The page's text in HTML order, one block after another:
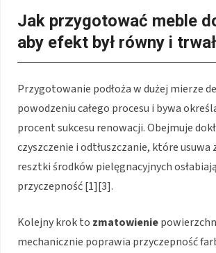
Jak przygotować meble
aby efekt był równy i
Przygotowanie podłoża w dużej mierze
powodzeniu całego procesu i bywa
procent sukcesu renowacji. Obejmuje
czyszczenie i odtłuszczanie, które usuwa
resztki środków pielęgnacyjnych
przyczepność [1][3].
Kolejny krok to zmatowienie
mechanicznie poprawia przyczepność